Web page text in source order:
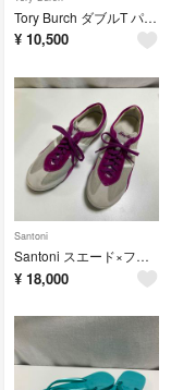
Tory Burch ダブルT パテントレザー トゥリング フラットサンダル
¥ 10,500
Santoni
Santoni スエード×ファブリック ローカット スニーカー メンズ
¥ 18,000